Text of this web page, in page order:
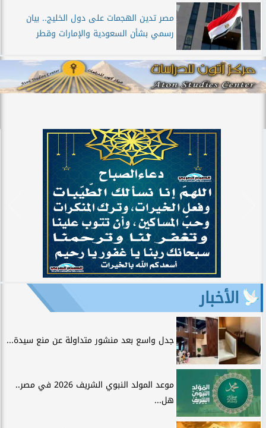
مصر تدين الهجمات على دول الخليج.. بيان
رسمي بشأن السعودية والإمارات وقطر
الأخبار
جدل واسع بعد منشور متداولة عن منع سيدة...
موعد المولد النبوي الشريف 2026 في مصر..
هل...